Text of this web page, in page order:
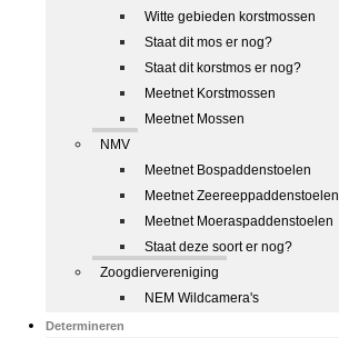
Witte gebieden korstmossen
Staat dit mos er nog?
Staat dit korstmos er nog?
Meetnet Korstmossen
Meetnet Mossen
NMV
Meetnet Bospaddenstoelen
Meetnet Zeereeppaddenstoelen
Meetnet Moeraspaddenstoelen
Staat deze soort er nog?
Zoogdiervereniging
NEM Wildcamera's
Determineren